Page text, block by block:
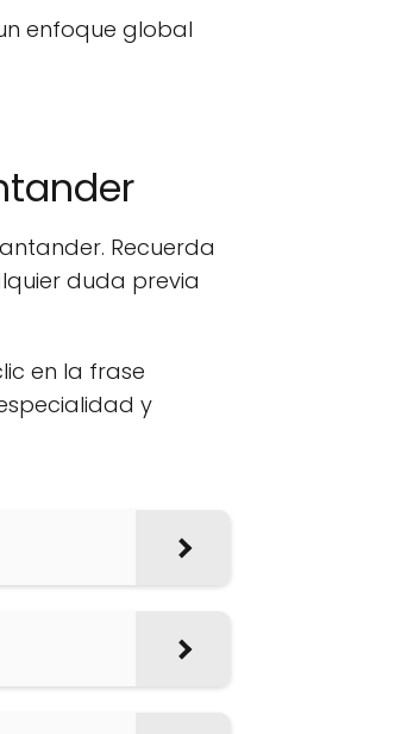
enfoque global
Recuerda
duda previa
en la frase
y